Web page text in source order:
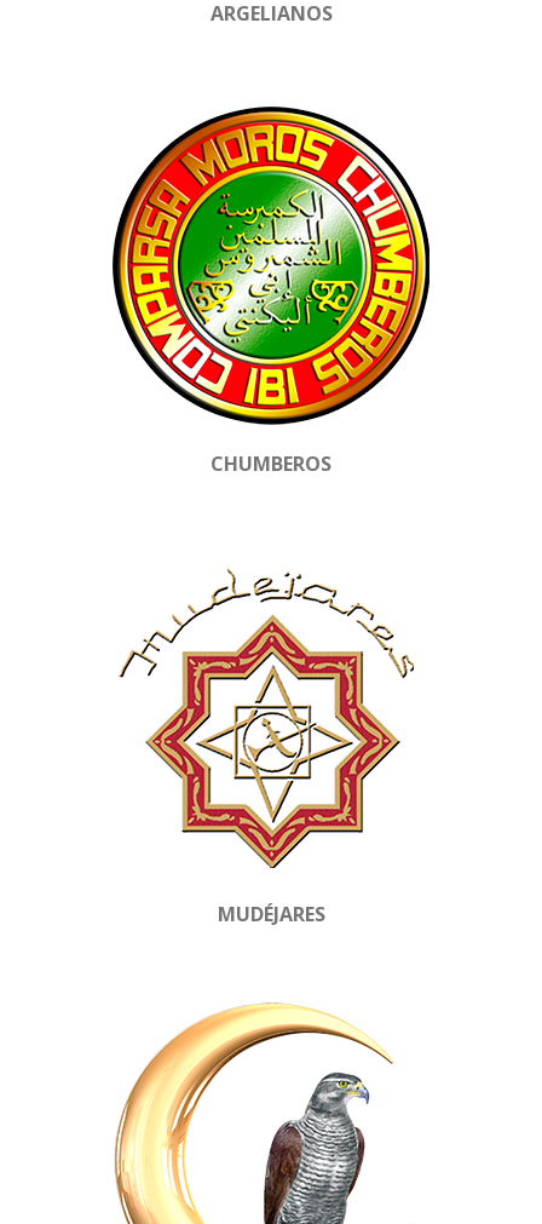
ARGELIANOS
CHUMBEROS
MUDÉJARES